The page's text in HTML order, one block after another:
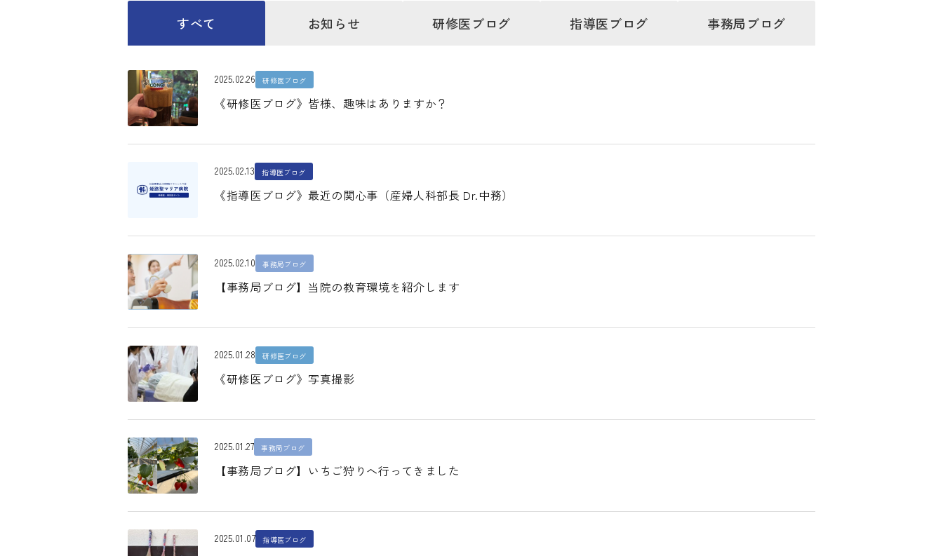
すべて お知らせ 研修医ブログ 指導医ブログ 事務局 ブログ
2025.02.26 研修医ブログ
《研修医ブログ》皆様、趣味はありますか？
2025.02.13 指導医ブログ
《指導医ブログ》最近の関心事（産婦人科部長 Dr.中務）
2025.02.10 事務局ブログ
【事務局ブログ】当院の教育環境を紹介します
2025.01.28 研修医ブログ
《研修医ブログ》写真撮影
2025.01.27 事務局ブログ
【事務局ブログ】いちご狩りへ行ってきました
2025.01.07 指導医ブログ